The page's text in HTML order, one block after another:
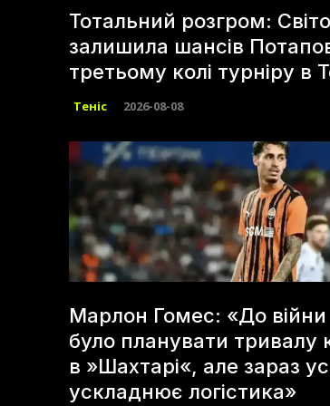
Тотальний розгром:
залишила шансів
третьому колі турніру в
Теніс 2026-08-08
Марлон Гомес: «До
було планувати тривалу
в »Шахтарі«, але зараз
ускладнює логістика»